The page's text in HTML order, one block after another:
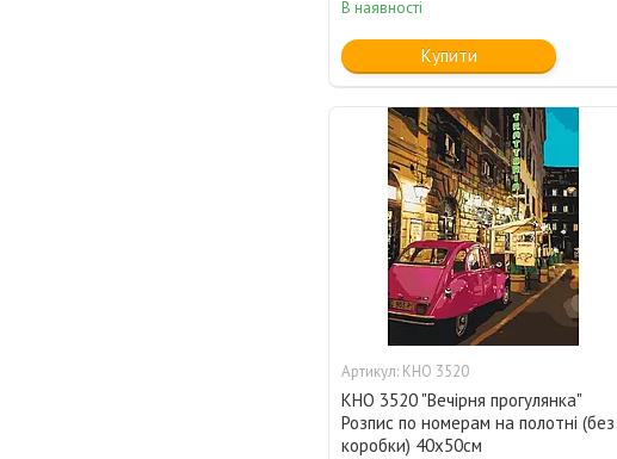
В наявності
Купити
KHO 3520
KHO 3520 "Вечірня прогулянка"
Розпис по номерам на полотні (без
коробки) 40х50см